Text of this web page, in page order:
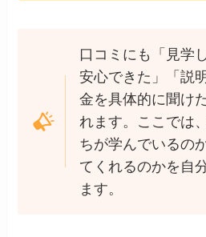
口コミにも「見学
安心できた」「説
金を具体的に聞け
れます。ここでは
ちが学んでいるの
てくれるのかを自
ます。